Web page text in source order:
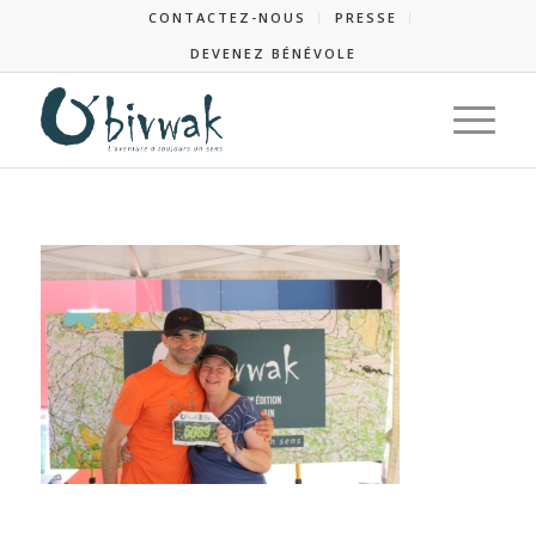
CONTACTEZ-NOUS
PRESSE
DEVENEZ BÉNÉVOLE